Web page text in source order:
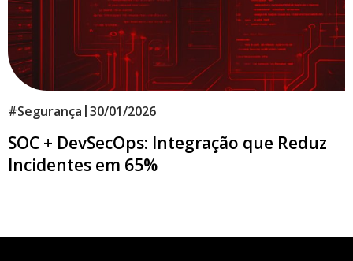
#Segurança |30/01/2026
SOC + DevSecOps: Integração que Reduz
Incidentes em 65%